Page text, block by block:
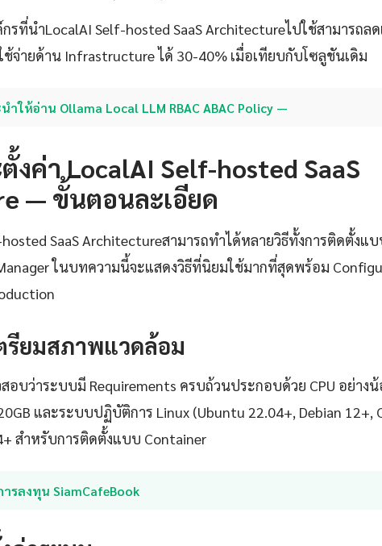
รที่นำLocalAI Self-hosted SaaS Architectureไปใช้สามารถลด
ช้จ่ายด้าน Infrastructure ได้ 30-40% เมื่อเทียบกับโซลูชันเดิม
ำให้อ่าน Ollama Local LLM RBAC ABAC Policy —
งค่า LocalAI Self-hosted SaaS
— ขั้นตอนละเอียด
SaaS Architectureสามารถทำได้หลายวิธีทั้งการติดตั้งแบ
ในบทความนี้จะแสดงวิธีที่นิยมใช้มากที่สุดพร้อม
รียมสภาพแวดล้อม
อบว่าระบบมี Requirements ครบถ้วนประกอบด้วย CPU อย่างน้
และระบบปฏิบัติการ Linux (Ubuntu 22.04+, Debian 12+,
สำหรับการติดตั้งแบบ Container
รลงทุน SiamCafeBook